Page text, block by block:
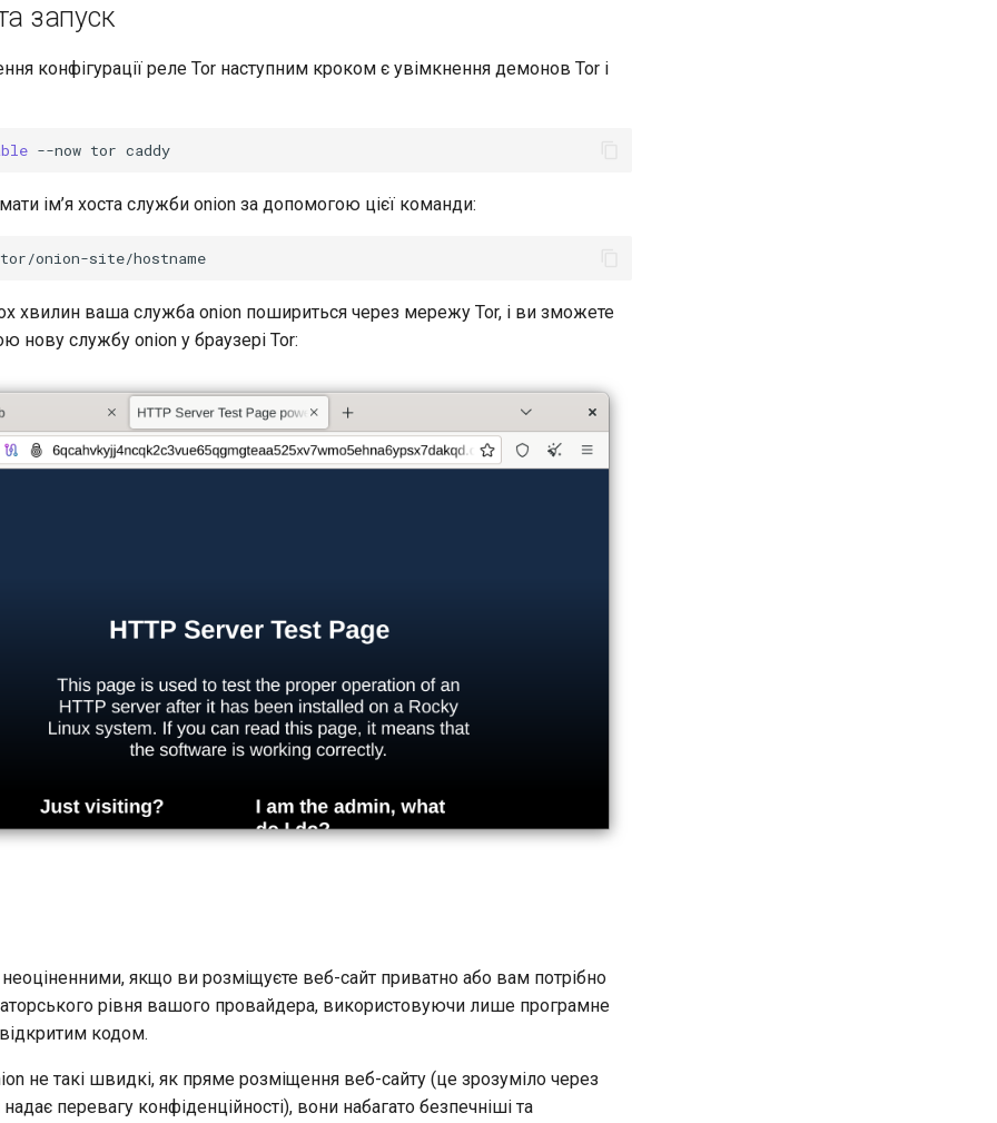
запуск
конфігурації реле Tor наступним кроком є увімкнення демонов Tor і
--now tor
ім’я хоста служби onion за допомогою цієї команди:
хвилин ваша служба onion пошириться через мережу Tor, і ви зможете
нову службу onion у браузері Tor:
якщо ви розміщуєте веб-сайт приватно або вам потрібно
рівня вашого провайдера, використовуючи лише програмне
кодом.
не такі швидкі, як пряме розміщення веб-сайту (це зрозуміло через
перевагу конфіденційності), вони набагато безпечніші та